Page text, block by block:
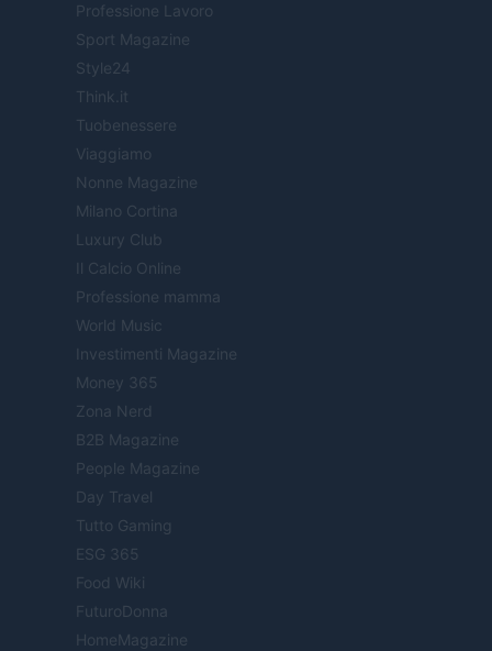
Professione Lavoro
Sport Magazine
Style24
Think.it
Tuobenessere
Viaggiamo
Nonne Magazine
Milano Cortina
Luxury Club
Il Calcio Online
Professione mamma
World Music
Investimenti Magazine
Money 365
Zona Nerd
B2B Magazine
People Magazine
Day Travel
Tutto Gaming
ESG 365
Food Wiki
FuturoDonna
HomeMagazine